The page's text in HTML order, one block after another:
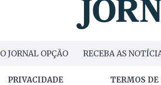
JORNAL OPÇÃO RECEBA AS
PRIVACIDADE TERMOS DE